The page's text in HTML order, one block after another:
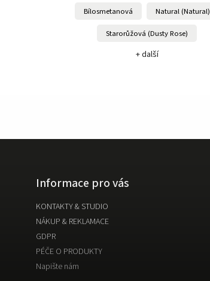
Bílosmetanová Natural (Natural)
Starorůžová (Dusty Rose)
+ další
Informace pro vás
KONTAKTY & STUDIO
NÁKUP & REKLAMACE
GDPR
PÉČE O PRODUKTY
Napište nám